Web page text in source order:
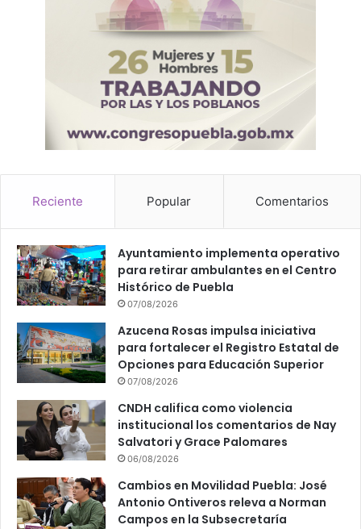
Reciente Popular Comentarios
Ayuntamiento implementa operativo
para retirar ambulantes en el Centro
Histórico de Puebla
07/08/2026
Azucena Rosas impulsa iniciativa
para fortalecer el Registro Estatal de
Opciones para Educación Superior
07/08/2026
CNDH califica como violencia
institucional los comentarios de Nay
Salvatori y Grace Palomares
06/08/2026
Cambios en Movilidad Puebla: José
Antonio Ontiveros releva a Norman
Campos en la Subsecretaría